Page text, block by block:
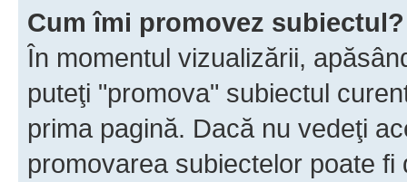
Cum îmi promovez subiectul?
În momentul vizualizării,
puteţi "promova" subiectul
prima pagină. Dacă nu vedeţi
promovarea subiectelor poate